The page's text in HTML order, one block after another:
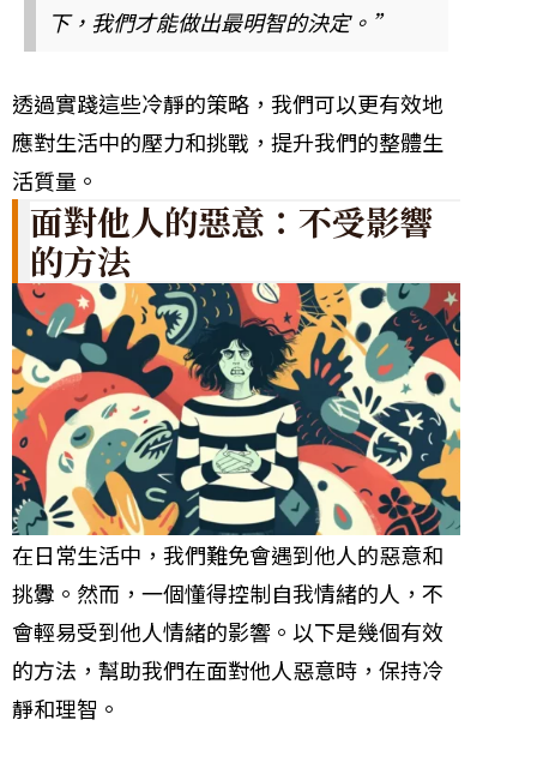
下，我們才能做出最明智的決定。”
透過實踐這些冷靜的策略，我們可以更有效地
應對生活中的壓力和挑戰，提升我們的整體生
活質量。
面對他人的惡意：不受影響
的方法
在日常生活中，我們難免會遇到他人的惡意和
挑釁。然而，一個懂得控制自我情緒的人，不
會輕易受到他人情緒的影響。以下是幾個有效
的方法，幫助我們在面對他人惡意時，保持冷
靜和理智。